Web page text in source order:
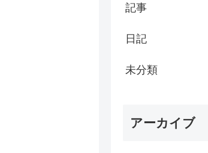
記事
日記
未分類
アーカイブ